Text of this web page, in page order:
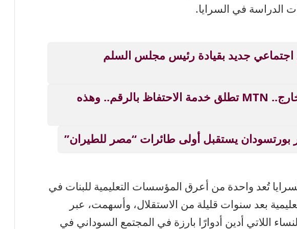
الدراسة في السرايا.
اجتماعي جديد بقيادة رئيس مجلس السلم
خدمة تهم السودانيين بالخارج.. MTN تطلق خدمة الاحتفاظ بالرقم.. وهذه
بورتسودان يستقبل أولى طائرات “مصر للطيران”
تُعد واحدة من أعرق المؤسسات التعليمية للبنات في
بعد سنوات قليلة من الاستقلال، وأسهمت، عبر
اللاتي أدين أدوارًا بارزة في المجتمع السوداني في